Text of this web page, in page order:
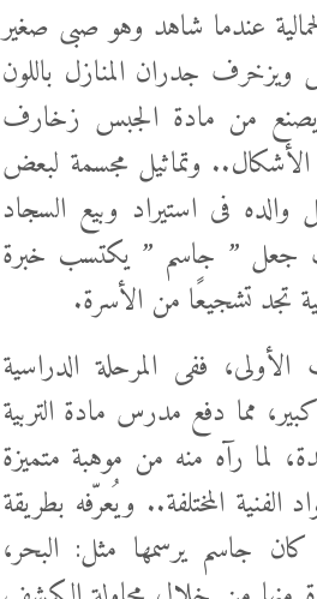
وتفجرت رؤاه الجمالية عندما شاهد وهو صبى صغير
جدران المنازل باللون
يصنع من مادة الجبس زخارف
وتماثيل مجسمة لبعض
فى استيراد وبيع السجاد
ذلك جعل ” جاسم ” يكتسب خبرة
تجد تشجيعًا من الأسرة.
ففى المرحلة الدراسية
مما دفع مدرس مادة التربية
لما رآه منه من موهبة متميزة
المختلفة.. ويُعرّفه بطريقة
كان جاسم يرسمها مثل: البحر،